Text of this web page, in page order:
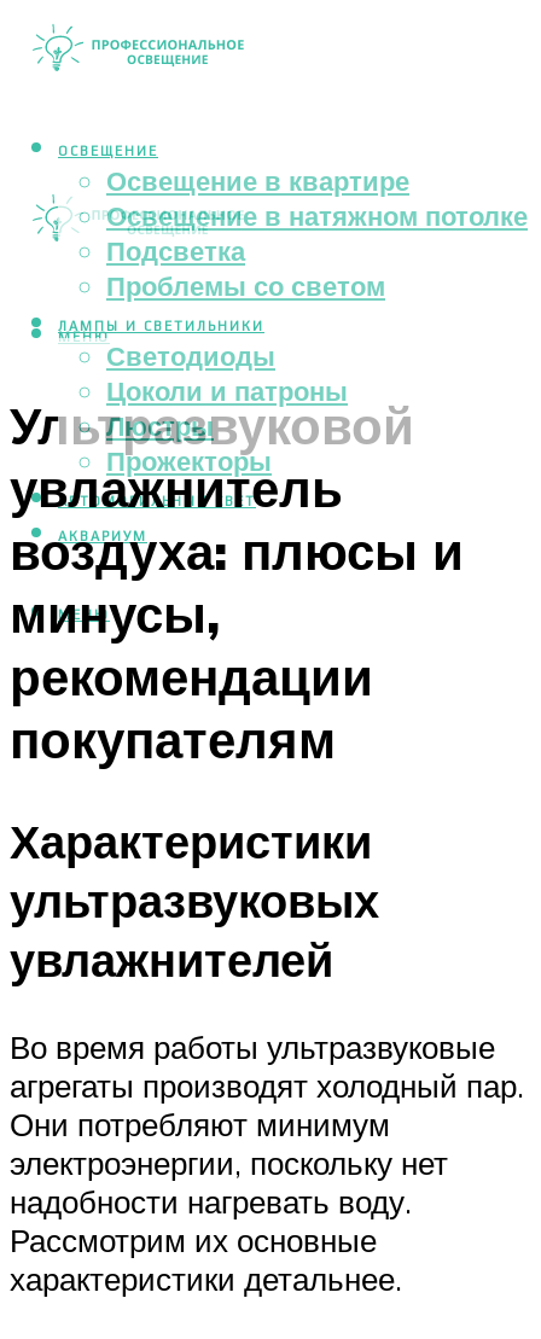
ОСВЕЩЕНИЕ
Освещение в квартире
Освещение в натяжном потолке
Подсветка
Проблемы со светом
ЛАМПЫ И СВЕТИЛЬНИКИ
Светодиоды
Цоколи и патроны
Люстры
Прожекторы
АВТОМОБИЛЬНЫЙ СВЕТ
АКВАРИУМ
МЕНЮ
МЕНЮ
Ультразвуковой
увлажнитель
воздуха: плюсы и
минусы,
рекомендации
покупателям
Характеристики
ультразвуковых
увлажнителей
Во время работы ультразвуковые
агрегаты производят холодный пар.
Они потребляют минимум
электроэнергии, поскольку нет
надобности нагревать воду.
Рассмотрим их основные
характеристики детальнее.